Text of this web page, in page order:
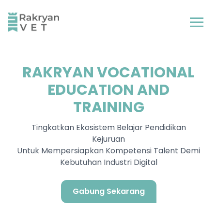
RAKRYAN VOCATIONAL
EDUCATION AND
TRAINING
Tingkatkan Ekosistem Belajar Pendidikan
Kejuruan
Untuk Mempersiapkan Kompetensi Talent Demi
Kebutuhan Industri Digital
Gabung Sekarang